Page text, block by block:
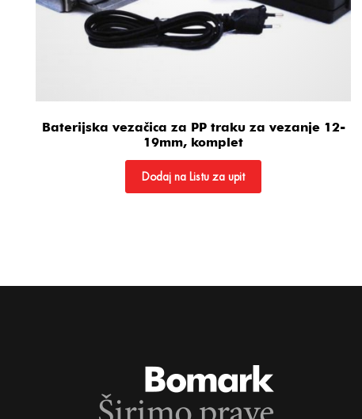
Baterijska vezačica za PP traku za vezanje 12-
19mm, komplet
Dodaj na Listu za upit